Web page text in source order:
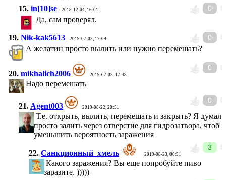
0
15. in[10]se 2018-12-04, 16:01
Да, сам проверял.
0
19. Nik-kak5613 2019-07-03, 17:09
А желатин просто вылить или нужно перемешать?
0
20. mikhalich2006 2019-07-03, 17:48
Надо перемешать
0
21. Agent003 2019-08-22, 20:51
Т.е. открыть, вылить, перемешать и закрыть? Я думал
просто залить через отверстие для гидрозатвора, чтоб
уменьшить вероятность заражения
3
22. Санкционный_хмель 2019-08-23, 00:51
Какого заражения? Вы еще попробуйте пиво
заразите. )))))